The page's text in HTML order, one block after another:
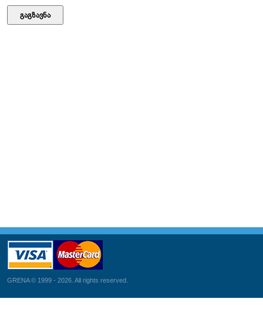
GRENA © 1999 - 2026. All rights reserved.